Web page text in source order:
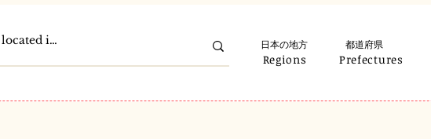
Regions Prefectures
日本の地方 都道府県